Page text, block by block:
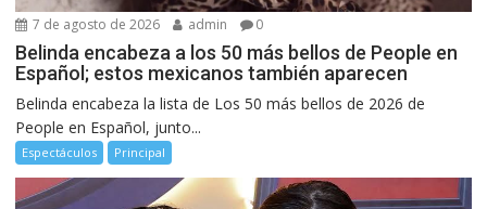
7 de agosto de 2026 admin 0
Belinda encabeza a los 50 más bellos de People en
Español; estos mexicanos también aparecen
Belinda encabeza la lista de Los 50 más bellos de 2026 de
People en Español, junto...
Espectáculos Principal